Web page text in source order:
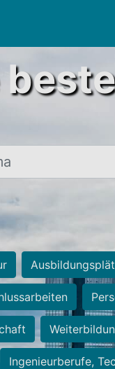
Ingenieurberufe,